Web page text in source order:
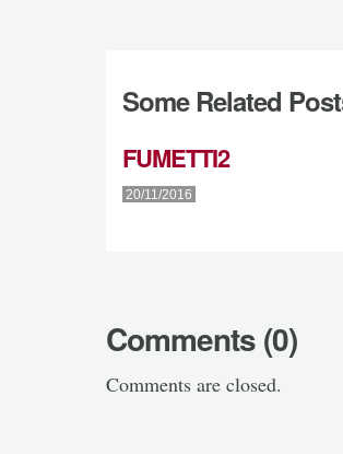
Some Related
FUMETTI2
20/11/2016
Comments (0)
Comments are closed.